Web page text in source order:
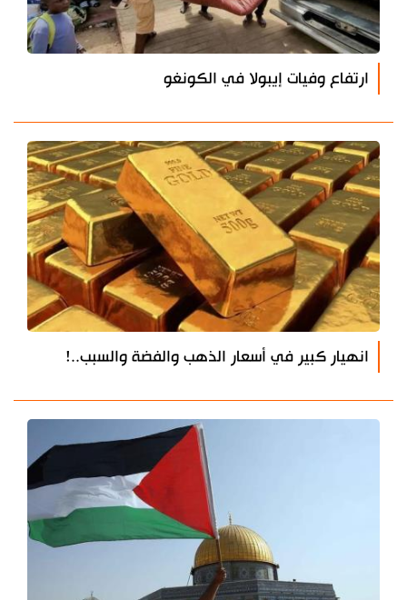
ارتفاع وفيات إيبولا في الكونغو
انهيار كبير في أسعار الذهب والفضة والسبب..!